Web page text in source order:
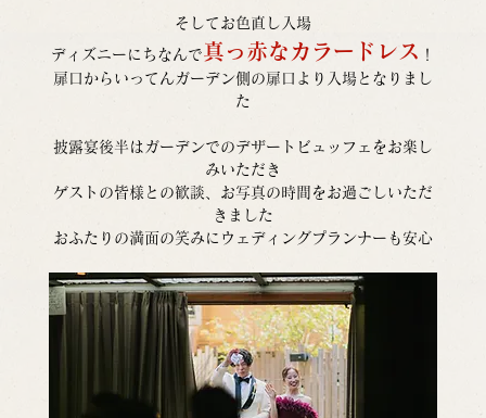
そしてお色直し入場
ディズニーにちなんで真っ赤なカラードレス ！
扉口からいってんガーデン側の扉口より入場となりまし
た
披露宴後半はガーデンでのデザートビュッフェをお楽し
みいただき
ゲストの皆様との歓談、お写真の時間をお過ごしいただ
きました
おふたりの満面の笑みにウェディングプランナーも安心